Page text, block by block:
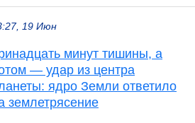
19 Июн
минут тишины, а
— удар из центра
ядро Земли ответило
землетрясение